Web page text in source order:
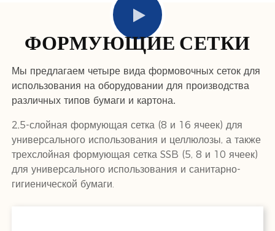
ФОРМУЮЩИЕ СЕТКИ
Мы предлагаем четыре вида формовочных сеток для
использования на оборудовании для производства
различных типов бумаги и картона.
2,5-слойная формующая сетка (8 и 16 ячеек) для
универсального использования и целлюлозы, а также
трехслойная формующая сетка SSB (5, 8 и 10 ячеек)
для универсального использования и санитарно-
гигиенической бумаги.